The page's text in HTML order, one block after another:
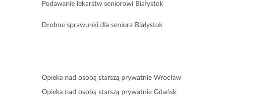
Podawanie lekarstw seniorowi Białystok
Drobne sprawunki dla seniora Białystok
Opieka nad osobą starszą prywatnie Wrocław
Opieka nad osobą starszą prywatnie Gdańsk